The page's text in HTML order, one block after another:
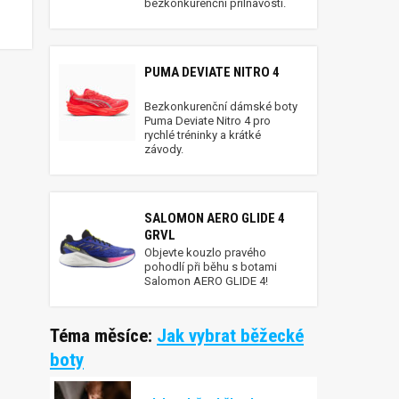
bezkonkurenční přilnavostí.
PUMA DEVIATE NITRO 4
Bezkonkurenční dámské boty
Puma Deviate Nitro 4 pro
rychlé tréninky a krátké
závody.
SALOMON AERO GLIDE 4
GRVL
Objevte kouzlo pravého
pohodlí při běhu s botami
Salomon AERO GLIDE 4!
Téma měsíce: Jak vybrat běžecké
boty